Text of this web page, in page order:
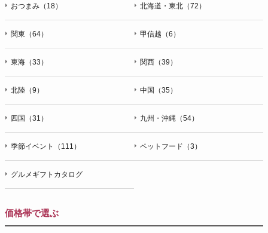
おつまみ（18） 北海道・東北（72）
関東（64） 甲信越（6）
東海（33） 関西（39）
北陸（9） 中国（35）
四国（31） 九州・沖縄（54）
季節イベント（111） ペットフード（3）
グルメギフトカタログ
価格帯で選ぶ